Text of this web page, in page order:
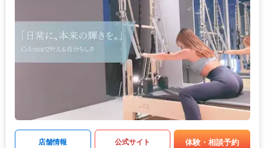
店舗情報 公式サイト 体験・相談予約